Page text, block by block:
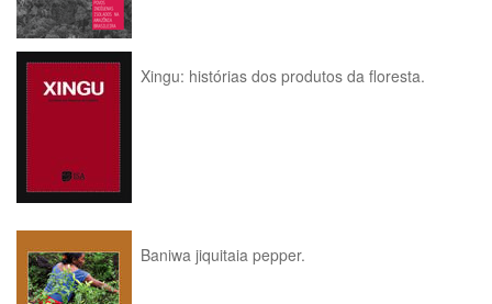
Xingu: histórias dos produtos da floresta.
Baniwa jiquitaia pepper.